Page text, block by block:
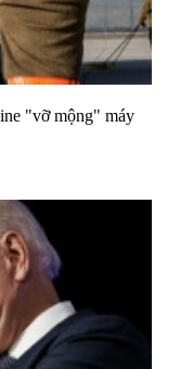
"vỡ mộng" máy